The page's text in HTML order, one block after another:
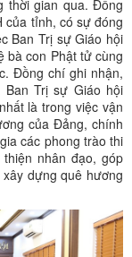
thời gian qua. Đồng
của tỉnh, có sự đóng
Ban Trị sự Giáo hội
bà con Phật tử cùng
Đồng chí ghi nhận,
Trị sự Giáo hội
là trong việc vận
của Đảng, chính
các phong trào thi
nhân đạo, góp
dựng quê hương